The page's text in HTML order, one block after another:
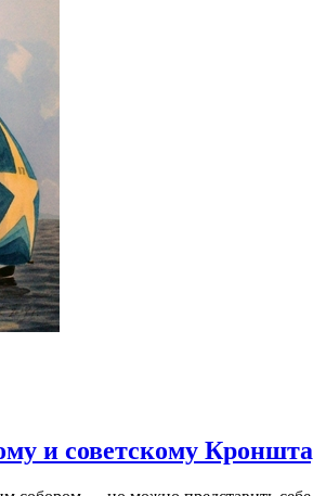
и советскому